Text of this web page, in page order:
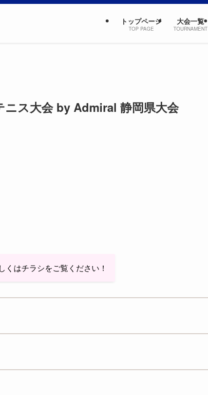
トップページ
TOP PAGE
大会一覧
TOURNAMENT
ス大会 by Admiral 静岡県大会
はチラシをご覧ください！